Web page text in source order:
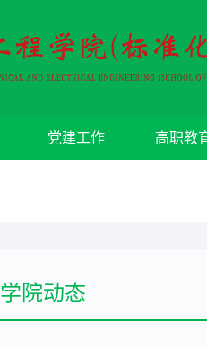
党建工作 高职教
学院动态